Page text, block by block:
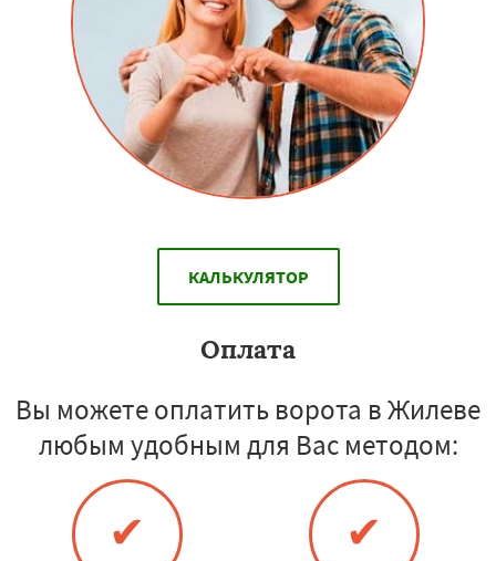
КАЛЬКУЛЯТОР
Оплата
Вы можете оплатить ворота в Жилеве
любым удобным для Вас методом:
✔ ✔